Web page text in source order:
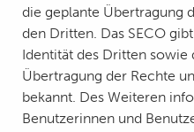
die geplante Übertragung
den Dritten. Das SECO
Identität des Dritten sowie
Übertragung der Rechte
bekannt. Des Weiteren
Benutzerinnen und